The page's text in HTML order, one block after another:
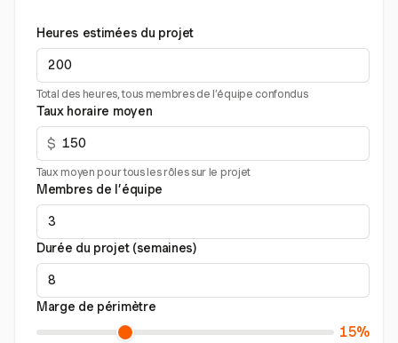
Heures estimées du projet
Total des heures, tous membres de l’équipe confondus
Taux horaire moyen
$
Taux moyen pour tous les rôles sur le projet
Membres de l’équipe
Durée du projet (semaines)
Marge de périmètre
15%